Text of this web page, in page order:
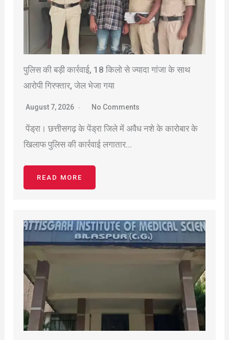
पुलिस की बड़ी कार्रवाई, 18 किलो से ज्यादा गांजा के साथ
आरोपी गिरफ्तार, जेल भेजा गया
August 7, 2026 No Comments
पेंड्रा। छत्तीसगढ़ के पेंड्रा जिले में अवैध नशे के कारोबार के
खिलाफ पुलिस की कार्रवाई लगातार…
READ MORE